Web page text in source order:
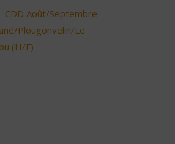
CDD Août/Septembre -
Plougonvelin/Le
(H/F)